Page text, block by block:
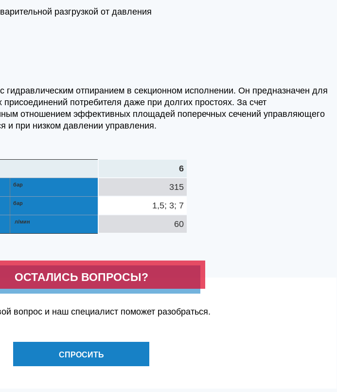
разгрузкой от давления
гидравлическим отпиранием в секционном исполнении. Он предназначен для
присоединений потребителя даже при долгих простоях. За счет
отношением эффективных площадей поперечных сечений управляющего
и при низком давлении управления.
6
бар 315
бар 1,5; 3; 7
л/мин 60
ОСТАЛИСЬ ВОПРОСЫ?
вопрос и наш специалист поможет разобраться.
СПРОСИТЬ